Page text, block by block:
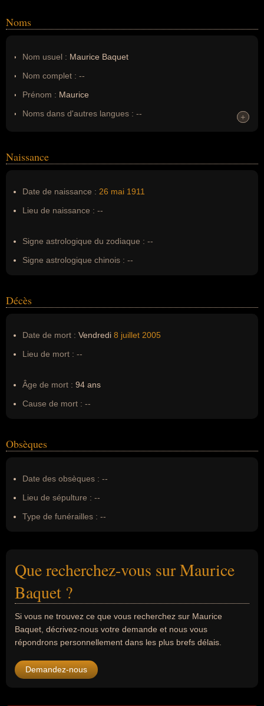
Noms
Nom usuel : Maurice Baquet
Nom complet : --
Prénom : Maurice
Noms dans d'autres langues : --
Nom de famille :Maurice Baquet
+
+
Naissance
Date de naissance : 26 mai 1911
Lieu de naissance : --
Signe astrologique du zodiaque : --
Signe astrologique chinois : --
Décès
Date de mort : Vendredi 8 juillet 2005
Lieu de mort : --
Âge de mort : 94 ans
Cause de mort : --
Obsèques
Date des obsèques : --
Lieu de sépulture : --
Type de funérailles : --
Que recherchez-vous sur Maurice
Baquet ?
Si vous ne trouvez ce que vous recherchez sur Maurice
Baquet, décrivez-nous votre demande et nous vous
répondrons personnellement dans les plus brefs délais.
Demandez-nous